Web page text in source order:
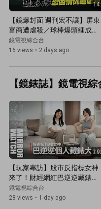
【鏡爆封面 週刊宏不讓】屏東
富商遭虐殺／球棒爆頭綑成木
乃伊慘死　屏東貴金屬老闆虐
殺案直指情、仇殺｜林俊宏X
週刊｜#鏡電視綜合台
鏡電視綜合台
16 views • 2 days ago
【鏡錶誌】鏡電視綜
【玩家專訪】股市反指標女神
來了！財經網紅巴逆逆藏錶大
公開｜#鏡電視綜合台
鏡電視綜合台
28 views • 1 day ago